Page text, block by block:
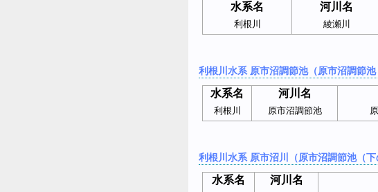
水系名 河川名
利根川 綾瀬川
利根川水系 原市沼調節池（原市沼調節
水系名 河川名
利根川 原市沼調節池
利根川水系 原市沼川（原市沼調節池（
水系名 河川名